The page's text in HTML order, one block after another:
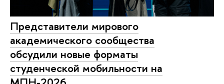
Представители мирового
академического сообщества
обсудили новые форматы
студенческой мобильности на